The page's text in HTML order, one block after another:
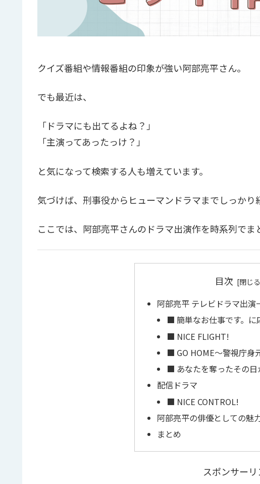
クイズ番組や情報番組の印象が強い阿部亮平さん。
でも最近は、
「ドラマにも出てるよね？」
「主演ってあったっけ？」
と気になって検索する人も増えています。
気づけば、刑事役からヒューマンドラマまでしっかり
ここでは、阿部亮平さんのドラマ出演作を時系列でま
目次
阿部亮平 テレビドラマ出演
■ 簡単なお仕事です。に
■ NICE FLIGHT!
■ GO HOME〜警視庁身
■ あなたを奪ったその日
配信ドラマ
■ NICE CONTROL!
阿部亮平の俳優としての魅
まとめ
スポンサーリ